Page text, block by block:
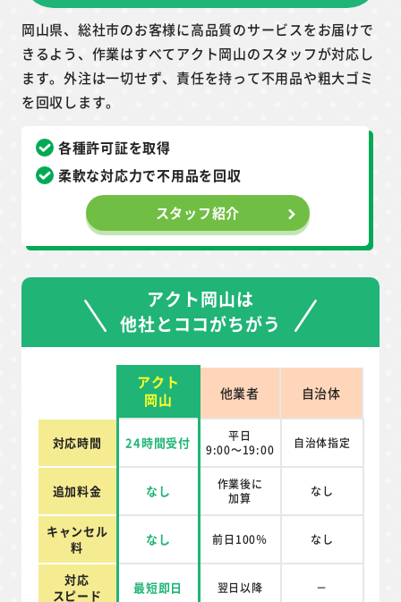
岡山県、総社市のお客様に高品質のサービスをお届けで
きるよう、作業はすべてアクト岡山のスタッフが対応し
ます。外注は一切せず、責任を持って不用品や粗大ゴミ
を回収します。
各種許可証を取得
柔軟な対応力で不用品を回収
スタッフ紹介
アクト岡山は
他社とココがちがう
アクト
岡山
他業者 自治体
対応時間 24時間受付
平日
9:00～19:00
自治体指定
追加料金 なし
作業後に
加算
なし
キャンセル
料
なし 前日100％ なし
対応
スピード
最短即日 翌日以降 －